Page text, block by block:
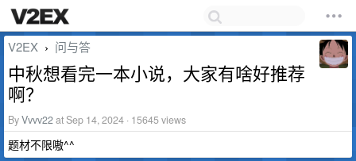
V2EX › 问与答
中秋想看完一本小说，大家有啥好推荐
啊？
ByVvvv22at Sep 14, 2024 · 15645 views
题材不限嗷^^